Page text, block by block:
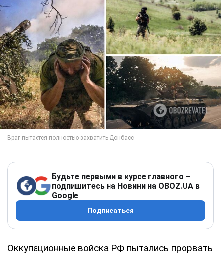
Будьте первыми в курсе главного –
подпишитесь на Новини на OBOZ.UA в
Google
Подписаться
Оккупационные войска РФ пытались прорвать